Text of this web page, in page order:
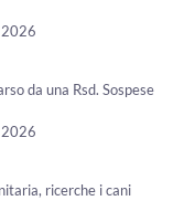
da una Rsd. Sospese
ricerche i cani